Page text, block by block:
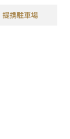
提携駐車場